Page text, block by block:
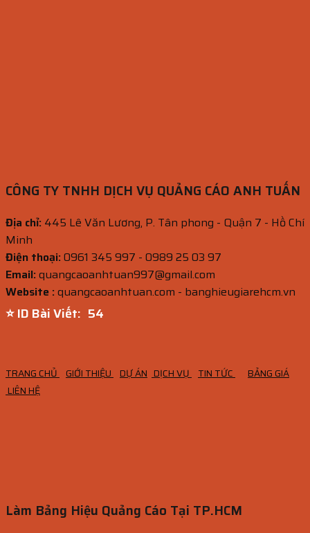
CÔNG TY TNHH DỊCH VỤ QUẢNG CÁO ANH TUẤN
Địa chỉ: 445 Lê Văn Lương, P. Tân phong - Quận 7 - Hồ Chí
Minh
Điện thoại:0961 345 997 - 0989 25 03 97
Email:quangcaoanhtuan997@gmail.com
Website :quangcaoanhtuan.com - banghieugiarehcm.vn
⭐ ID Bài Viết: 53
TRANG CHỦ GIỚI THIỆU DỰ ÁN DỊCH VỤ TIN TỨC
BẢNG GIÁ
LIÊN HỆ
Làm Bảng Hiệu Quảng Cáo Tại TP.HCM